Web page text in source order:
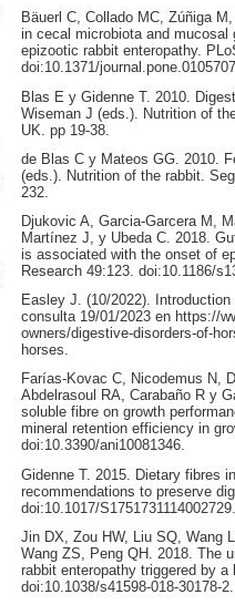
Bäuerl C, Collado MC, Zúñiga
in cecal microbiota and mucosal
epizootic rabbit enteropathy.
doi:10.1371/
Blas E y Gidenne T. 2010.
Wiseman J (eds.). Nutrition of
UK. pp 19-38.
de Blas C y Mateos GG. 2010.
(eds.). Nutrition of the rabbit.
232.
Djukovic A, Garcia-Garcera M,
Martínez J, y Ubeda C. 2018.
is associated with the onset of
Research 49:123. doi:10.1186/
Easley J. (10/2022).
consulta 19/01/2023 en https://
owners/digestive-disorders-of-
horses.
Farías-Kovac C, Nicodemus N,
Abdelrasoul RA, Carabaño R y
soluble fibre on growth
mineral retention efficiency in
doi:10.3390/ani10081346.
Gidenne T. 2015. Dietary fibres
recommendations to preserve
doi:10.1017/S1751731114002729.
Jin DX, Zou HW, Liu SQ, Wang
Wang ZS, Peng QH. 2018. The
rabbit enteropathy triggered by
doi:10.1038/s41598-018-30178-2.